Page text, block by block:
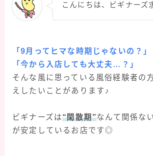
こんにちは、ビギナーズ
「9月ってヒマな時期じゃないの？」
「今から入店しても大丈夫…？」
そんな風に思っている風俗経験者の
えしたいことがあります♪
ビギナーズは“閑散期”なんて関係な
が安定しているお店です◎